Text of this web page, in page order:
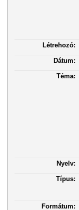
Létrehozó:
Dátum:
Téma:
Nyelv:
Típus:
Formátum: